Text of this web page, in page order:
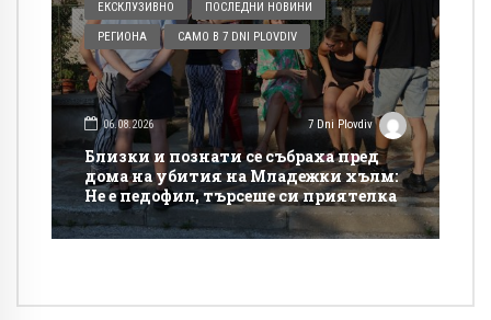
ЕКСКЛУЗИВНО ПОСЛЕДНИ НОВИНИ
РЕГИОНА САМО В 7 DNI PLOVDIV
06.08.2026 7 Dni Plovdiv
Близки и познати се събраха пред
дома на убития на Младежки хълм:
Не е педофил, търсеше си приятелка